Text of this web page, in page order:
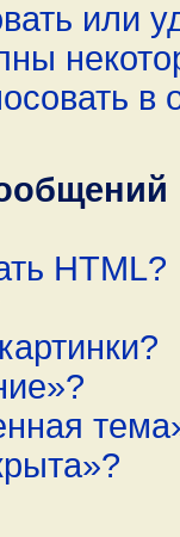
или
в
HTML?